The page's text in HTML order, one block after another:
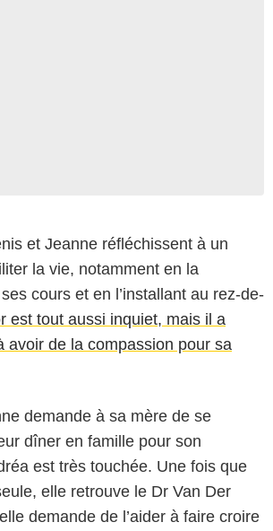
et Jeanne réfléchissent à un
la vie, notamment en la
cours et en l’installant au rez-de-
est tout aussi inquiet, mais il a
avoir de la compassion pour sa
demande à sa mère de se
dîner en famille pour son
est très touchée. Une fois que
elle retrouve le Dr Van Der
demande de l’aider à faire croire